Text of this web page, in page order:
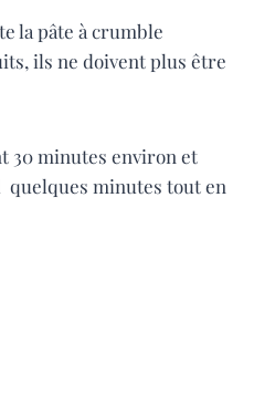
la pâte à crumble
ils ne doivent plus être
30 minutes environ et
minutes tout en